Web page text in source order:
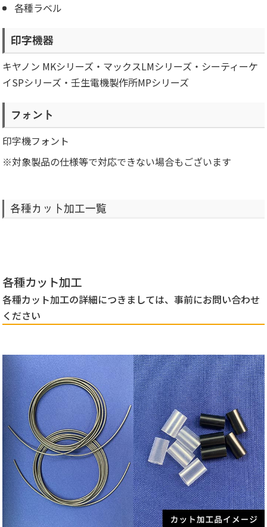
各種ラベル
印字機器
キヤノン MKシリーズ・マックスLMシリーズ・シーティーケ
イSPシリーズ・壬生電機製作所MPシリーズ
フォント
印字機フォント
※対象製品の仕様等で対応できない場合もございます
各種カット加工一覧
各種カット加工
各種カット加工の詳細につきましては、事前にお問い合わせ
ください